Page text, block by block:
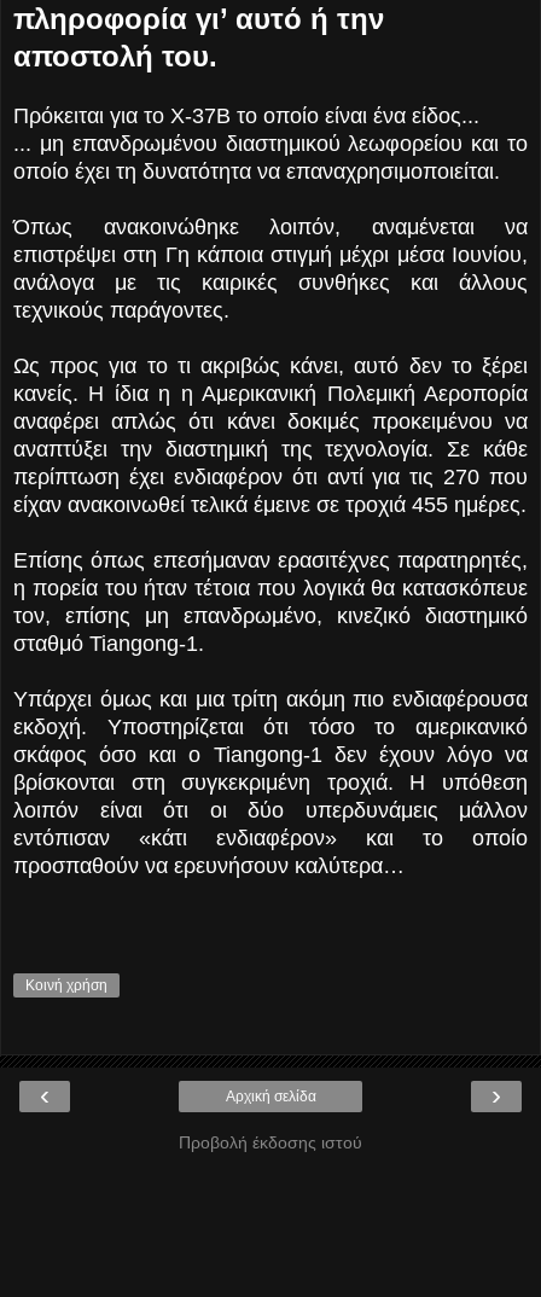
πληροφορία γι’ αυτό ή την
αποστολή του.
Πρόκειται για το X-37B το οποίο είναι ένα είδος...
... μη επανδρωμένου διαστημικού λεωφορείου και το
οποίο έχει τη δυνατότητα να επαναχρησιμοποιείται.
Όπως ανακοινώθηκε λοιπόν, αναμένεται να
επιστρέψει στη Γη κάποια στιγμή μέχρι μέσα Ιουνίου,
ανάλογα με τις καιρικές συνθήκες και άλλους
τεχνικούς παράγοντες.
Ως προς για το τι ακριβώς κάνει, αυτό δεν το ξέρει
κανείς. Η ίδια η η Αμερικανική Πολεμική Αεροπορία
αναφέρει απλώς ότι κάνει δοκιμές προκειμένου να
αναπτύξει την διαστημική της τεχνολογία. Σε κάθε
περίπτωση έχει ενδιαφέρον ότι αντί για τις 270 που
είχαν ανακοινωθεί τελικά έμεινε σε τροχιά 455 ημέρες.
Επίσης όπως επεσήμαναν ερασιτέχνες παρατηρητές,
η πορεία του ήταν τέτοια που λογικά θα κατασκόπευε
τον, επίσης μη επανδρωμένο, κινεζικό διαστημικό
σταθμό Tiangong-1.
Υπάρχει όμως και μια τρίτη ακόμη πιο ενδιαφέρουσα
εκδοχή. Υποστηρίζεται ότι τόσο το αμερικανικό
σκάφος όσο και ο Tiangong-1 δεν έχουν λόγο να
βρίσκονται στη συγκεκριμένη τροχιά. Η υπόθεση
λοιπόν είναι ότι οι δύο υπερδυνάμεις μάλλον
εντόπισαν «κάτι ενδιαφέρον» και το οποίο
προσπαθούν να ερευνήσουν καλύτερα…
Κοινή χρήση
‹ ›
Αρχική σελίδα
Προβολή έκδοσης ιστού